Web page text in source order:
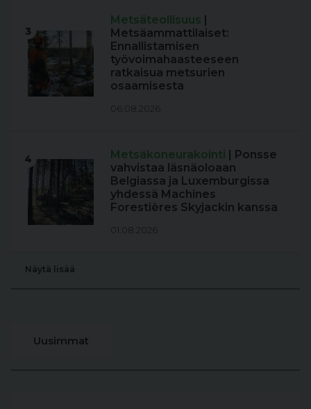
3
Metsäteollisuus |
Metsäammattilaiset:
Ennallistamisen
työvoimahaasteeseen
ratkaisua metsurien
osaamisesta
06.08.2026
4 Metsäkoneurakointi | Ponsse
vahvistaa läsnäoloaan
Belgiassa ja Luxemburgissa
yhdessä Machines
Forestières Skyjackin kanssa
01.08.2026
Näytä lisää
Uusimmat